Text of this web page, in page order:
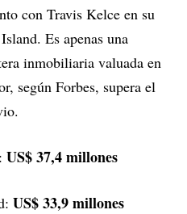
con Travis Kelce en su
Es apenas una
inmobiliaria valuada en
según Forbes, supera el
: US$ 37,4 millones
US$ 33,9 millones